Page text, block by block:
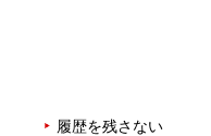
履歴を残さない